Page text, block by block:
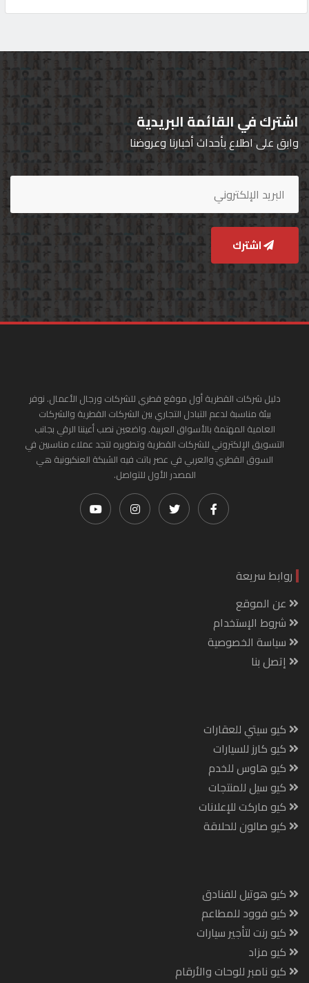
اشترك في القائمة البريدية
وابق على اطلاع بأحداث أخبارنا وعروضنا
اشترك
دليل شركات القطرية أول موقع قطري للشركات ورجال الأعمال. نوفر
بيئة مناسبة لدعم التبادل التجاري بين الشركات القطرية والشركات
العامية المهتمة بالأسواق العربية. واضعين نصب أعيننا الرقي بجانب
التسويق الإلكتروني للشركات القطرية وتطويره لتجد عملاء مناسبين في
السوق القطري والعربي في عصر باتت فيه الشبكة العنكبونية هي
المصدر الأول للتواصل.
روابط سريعة
عن الموقع
شروط الإستخدام
سياسة الخصوصية
إتصل بنا
كيو سيتي للعقارات
كيو كارز للسيارات
كيو هاوس للخدم
كيو سيل للمنتجات
كيو ماركت للإعلانات
كيو صالون للحلاقة
كيو هوتيل للفنادق
كيو فوود للمطاعم
كيو رنت لتأجير سيارات
كيو مزاد
كيو نامبر للوحات والأرقام